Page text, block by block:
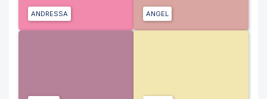
ANDRESSA ANGEL